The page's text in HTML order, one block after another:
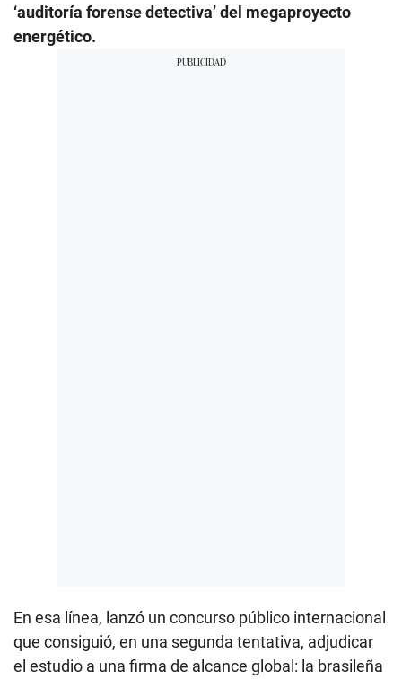
‘auditoría forense detectiva’ del megaproyecto
energético.
En esa línea, lanzó un concurso público internacional
que consiguió, en una segunda tentativa, adjudicar
el estudio a una firma de alcance global: la brasileña